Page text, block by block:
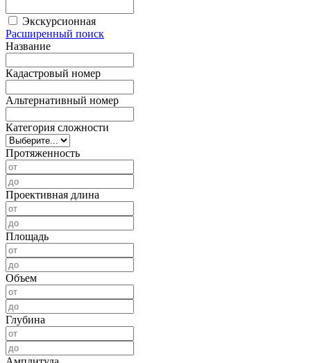
Экскурсионная
Расширенный поиск
Название
Кадастровый номер
Альтернативный номер
Категория сложности
Протяженность
Проективная длина
Площадь
Объем
Глубина